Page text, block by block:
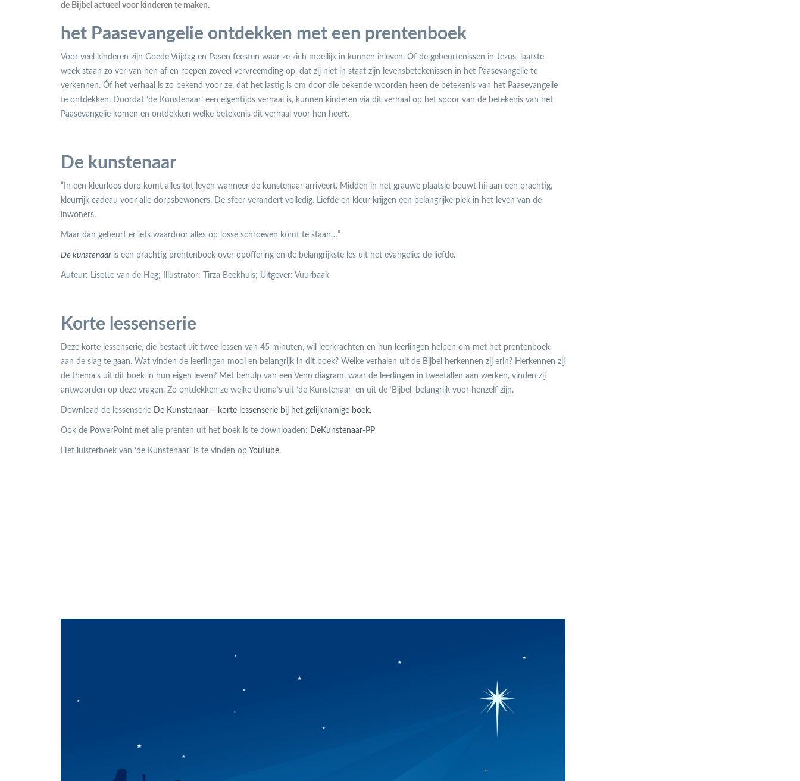
de Bijbel actueel voor kinderen te maken.
het Paasevangelie ontdekken met een prentenboek
Voor veel kinderen zijn Goede Vrijdag en Pasen feesten waar ze zich moeilijk in kunnen inleven. Óf de gebeurtenissen in Jezus’ laatste
week staan zo ver van hen af en roepen zoveel vervreemding op, dat zij niet in staat zijn levensbetekenissen in het Paasevangelie te
verkennen. Óf het verhaal is zo bekend voor ze, dat het lastig is om door die bekende woorden heen de betekenis van het Paasevangelie
te ontdekken. Doordat ‘de Kunstenaar’ een eigentijds verhaal is, kunnen kinderen via dit verhaal op het spoor van de betekenis van het
Paasevangelie komen en ontdekken welke betekenis dit verhaal voor hen heeft.
De kunstenaar
“In een kleurloos dorp komt alles tot leven wanneer de kunstenaar arriveert. Midden in het grauwe plaatsje bouwt hij aan een prachtig,
kleurrijk cadeau voor alle dorpsbewoners. De sfeer verandert volledig. Liefde en kleur krijgen een belangrijke plek in het leven van de
inwoners.
Maar dan gebeurt er iets waardoor alles op losse schroeven komt te staan…”
De kunstenaar is een prachtig prentenboek over opoffering en de belangrijkste les uit het evangelie: de liefde.
Auteur: Lisette van de Heg; Illustrator: Tirza Beekhuis; Uitgever: Vuurbaak
Korte lessenserie
Deze korte lessenserie, die bestaat uit twee lessen van 45 minuten, wil leerkrachten en hun leerlingen helpen om met het prentenboek
aan de slag te gaan. Wat vinden de leerlingen mooi en belangrijk in dit boek? Welke verhalen uit de Bijbel herkennen zij erin? Herkennen zij
de thema’s uit dit boek in hun eigen leven? Met behulp van een Venn diagram, waar de leerlingen in tweetallen aan werken, vinden zij
antwoorden op deze vragen. Zo ontdekken ze welke thema’s uit ‘de Kunstenaar’ en uit de ‘Bijbel’ belangrijk voor henzelf zijn.
Download de lessenserie De Kunstenaar – korte lessenserie bij het gelijknamige boek.
Ook de PowerPoint met alle prenten uit het boek is te downloaden: DeKunstenaar-PP
Het luisterboek van ‘de Kunstenaar’ is te vinden op YouTube.